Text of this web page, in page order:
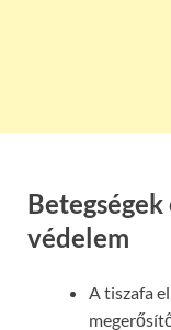
védelem
A tiszafa